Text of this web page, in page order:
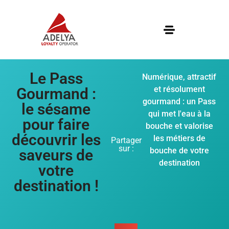
Le Pass
Gourmand :
le sésame
pour faire
découvrir les
saveurs de
votre
destination !
Partager
sur :
Numérique, attractif
et résolument
gourmand : un Pass
qui met l'eau à la
bouche et valorise
les métiers de
bouche de votre
destination